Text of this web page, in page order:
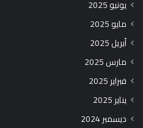
يونيو 2025
مايو 2025
أبريل 2025
مارس 2025
فبراير 2025
يناير 2025
ديسمبر 2024